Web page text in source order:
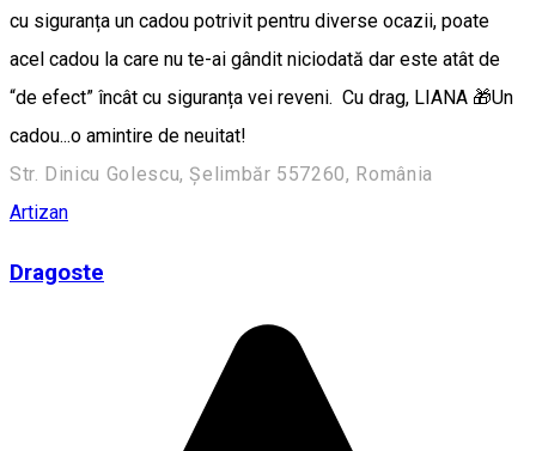
cu siguranța un cadou potrivit pentru diverse ocazii, poate
acel cadou la care nu te-ai gândit niciodată dar este atât de
“de efect” încât cu siguranța vei reveni. Cu drag, LIANA 🎁Un
cadou...o amintire de neuitat!
Str. Dinicu Golescu, Șelimbăr 557260, România
Artizan
Dragoste